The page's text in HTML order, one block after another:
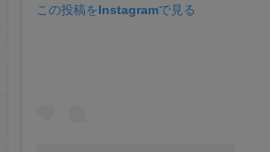
この投稿をInstagramで見る